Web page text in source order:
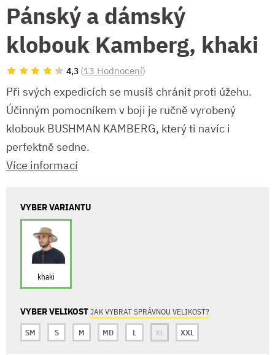
Pánský a dámský
klobouk Kamberg, khaki
4,3 (13 Hodnocení)
Při svých expedicích se musíš chránit proti úžehu.
Účinným pomocníkem v boji je ručně vyrobený
klobouk BUSHMAN KAMBERG, který ti navíc i
perfektně sedne.
Více informací
VYBER VARIANTU
khaki
VYBER VELIKOSTJAK VYBRAT SPRÁVNOU VELIKOST?
SM
S M MD L XL XXL